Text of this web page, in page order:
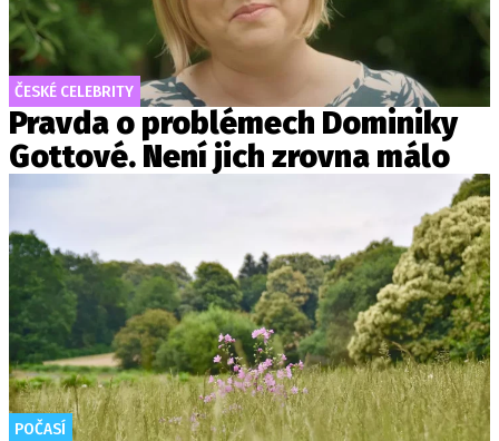
ČESKÉ CELEBRITY
Pravda o problémech Dominiky
Gottové. Není jich zrovna málo
POČASÍ